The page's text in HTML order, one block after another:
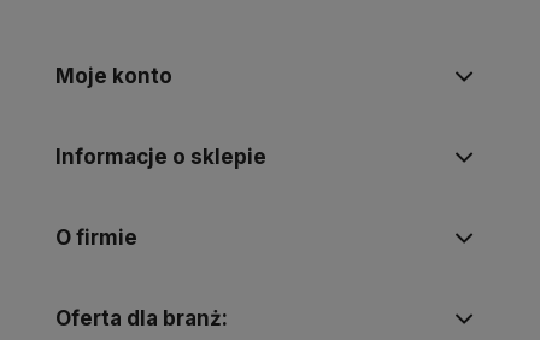
Moje konto
Informacje o sklepie
O firmie
Oferta dla branż: